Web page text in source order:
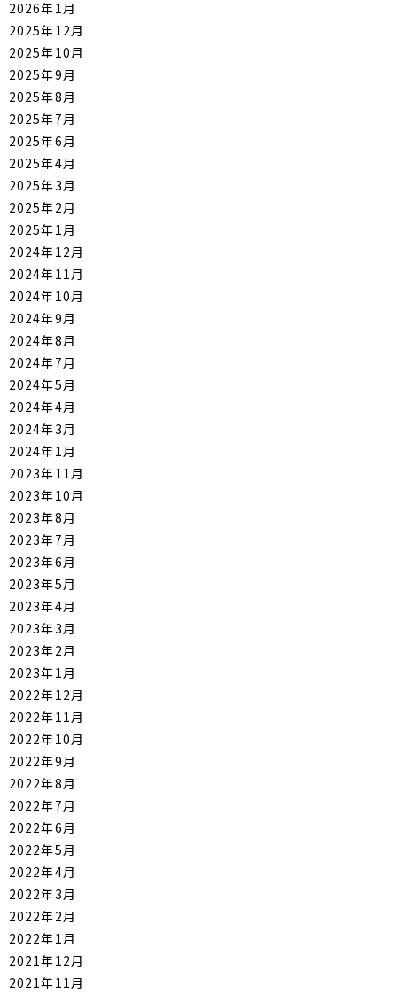
2026年1月
2025年12月
2025年10月
2025年9月
2025年8月
2025年7月
2025年6月
2025年4月
2025年3月
2025年2月
2025年1月
2024年12月
2024年11月
2024年10月
2024年9月
2024年8月
2024年7月
2024年5月
2024年4月
2024年3月
2024年1月
2023年11月
2023年10月
2023年8月
2023年7月
2023年6月
2023年5月
2023年4月
2023年3月
2023年2月
2023年1月
2022年12月
2022年11月
2022年10月
2022年9月
2022年8月
2022年7月
2022年6月
2022年5月
2022年4月
2022年3月
2022年2月
2022年1月
2021年12月
2021年11月